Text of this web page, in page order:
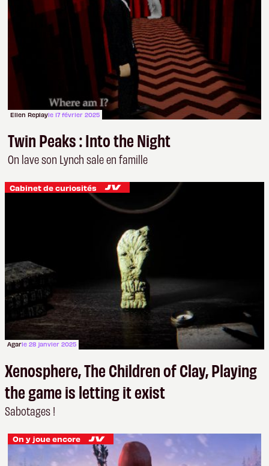
Ellen Replayle 17 février 2025
Twin Peaks : Into the Night
On lave son Lynch sale en famille
Cabinet de curiosités
Agarle 28 janvier 2025
Xenosphere, The Children of Clay, Playing
the game is letting it exist
Sabotages !
On y joue encore